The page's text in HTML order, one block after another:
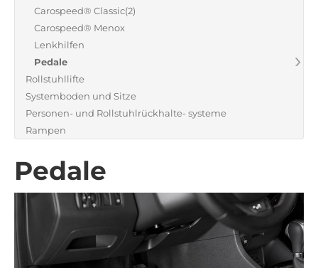
Finde einen Händler
Carospeed® Classic(2)
Carospeed® Menox
Lenkhilfen
Pedale
Rollstuhllifte
Systemboden und Sitze
Personen- und Rollstuhlrückhalte- systeme
Rampen
Pedale